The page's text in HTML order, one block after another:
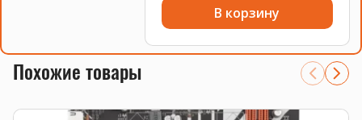
В корзину
Похожие товары